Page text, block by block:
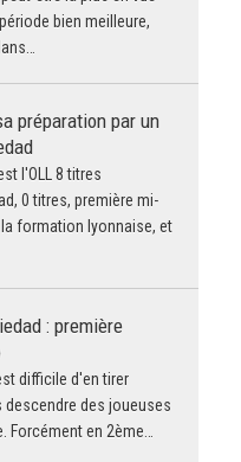
bien meilleure,
préparation par un
l'OLL 8 titres
0 titres, première mi-
formation lyonnaise, et
: première
difficile d'en tirer
descendre des joueuses
en 2ème…